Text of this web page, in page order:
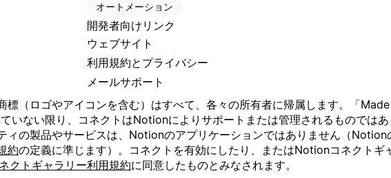
オートメーション
開発者向けリンク
ウェブサイト
利用規約とプライバシー
メールサポート
標（ロゴやアイコンを含む）はすべて、各々の所有者に帰属します。「
いない限り、コネクトはNotionによりサポートまたは管理されるものでは
ィの製品やサービスは、Notionのアプリケーションではありません（Notion
約の定義に準じます）。コネクトを有効にしたり、またはNotionコネクトギ
クトギャラリー利用規約に同意したものとみなされます。